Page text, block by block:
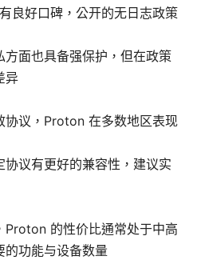
良好口碑，公开的无日志政策
方面也具备强保护，但在政策
异
协议，Proton 在多数地区表现
协议有更好的兼容性，建议实
Proton 的性价比通常处于中高
的功能与设备数量